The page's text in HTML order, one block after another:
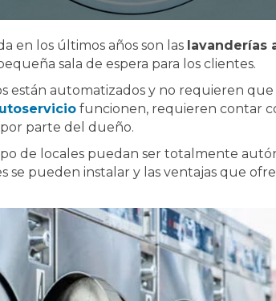
en los últimos años son las lavanderías
sala de espera para los clientes.
están automatizados y no requieren que
funcionen, requieren contar
parte del dueño.
de locales puedan ser totalmente
se pueden instalar y las ventajas que